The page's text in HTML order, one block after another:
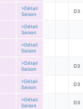
>Détail
Saison
D3
>Détail
Saison
>Détail
Saison
>Détail
Saison
D3
>Détail
Saison
D3
>Détail
Saison
D3